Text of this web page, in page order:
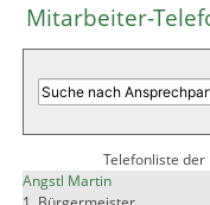
Mitarbeiter-
Telefonliste
Angstl Martin